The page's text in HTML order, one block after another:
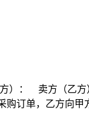
）： 卖方（乙
购订单，乙方向甲